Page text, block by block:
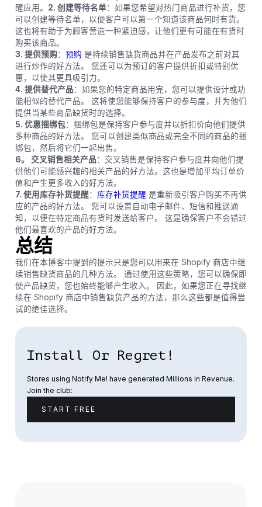
醒应用。 2. 创建等待名单：如果您希望对热门商品进行补货，您
可以创建等待名单，以便客户可以第一个知道该商品何时有货。
这也将有助于为顾客营造一种紧迫感，让他们更有可能在有货时
购买该商品。
3. 提供预购： 预购 是持续销售缺货商品并在产品发布之前对其
进行炒作的好方法。 您还可以为预订的客户提供折扣或特别优
惠，以使其更具吸引力。
4. 提供替代产品：如果您的特定商品用完，您可以提供设计或功
能相似的替代产品。 这将使您能够保持客户的参与度，并为他们
提供当某些商品缺货时的选择。
5. 优惠捆绑包：捆绑包是保持客户参与度并以折扣价向他们提供
多种商品的好方法。 您可以创建类似商品或完全不同的商品的捆
绑包，然后将它们一起出售。
6。 交叉销售相关产品：交叉销售是保持客户参与度并向他们提
供他们可能感兴趣的相关产品的好方法。这也是增加平均订单价
值和产生更多收入的好方法。
7. 使用库存补货提醒： 库存补货提醒 是重新吸引客户购买不再供
应的产品的好方法。 您可以设置自动电子邮件、短信和推送通
知，以便在特定商品有货时发送给客户。 这是确保客户不会错过
他们最喜欢的产品的好方法。
总结
我们在本博客中提到的提示只是您可以用来在 Shopify 商店中继
续销售缺货商品的几种方法。 通过使用这些策略，您可以确保即
使产品缺货，您也始终能够产生收入。 因此，如果您正在寻找继
续在 Shopify 商店中销售缺货产品的方法，那么这些都是值得尝
试的绝佳选择。
Install Or Regret!
Stores using Notify Me! have generated Millions in Revenue.
Join the club:
START FREE